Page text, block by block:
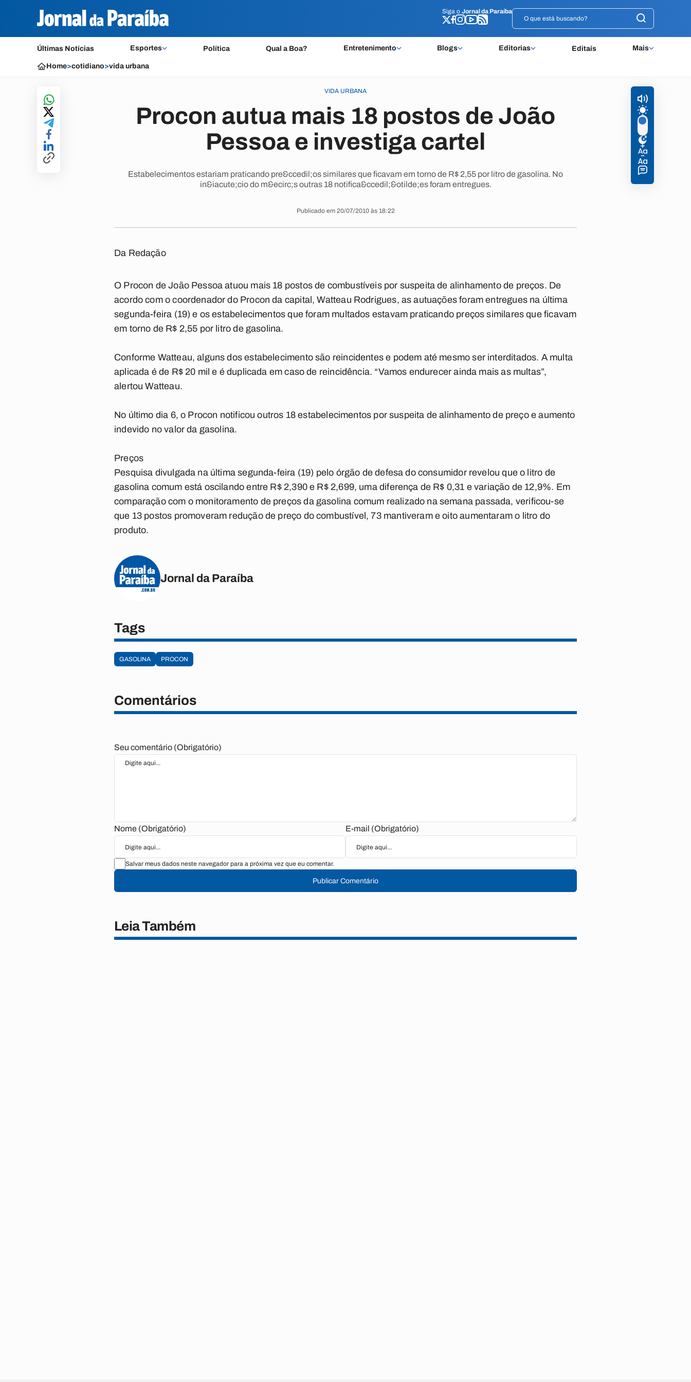
Siga o Jornal da Paraíba
Últimas Notícias Esportes Política Qual a Boa? Entretenimento Blogs Editorias Editais Mais
Siga o Jornal da Paraíba
Home>cotidiano>vida urbana
VIDA URBANA
Procon autua mais 18 postos de João
Pessoa e investiga cartel
Estabelecimentos estariam praticando pre&ccedil;os similares que ficavam em torno de R$ 2,55 por litro de gasolina. No
in&iacute;cio do m&ecirc;s outras 18 notifica&ccedil;&otilde;es foram entregues.
Publicado em 20/07/2010 às 18:22
Da Redação
O Procon de João Pessoa atuou mais 18 postos de combustíveis por suspeita de alinhamento de preços. De
acordo com o coordenador do Procon da capital, Watteau Rodrigues, as autuações foram entregues na última
segunda-feira (19) e os estabelecimentos que foram multados estavam praticando preços similares que ficavam
em torno de R$ 2,55 por litro de gasolina.
Conforme Watteau, alguns dos estabelecimento são reincidentes e podem até mesmo ser interditados. A multa
aplicada é de R$ 20 mil e é duplicada em caso de reincidência. “Vamos endurecer ainda mais as multas”,
alertou Watteau.
No último dia 6, o Procon notificou outros 18 estabelecimentos por suspeita de alinhamento de preço e aumento
indevido no valor da gasolina.
Preços
Pesquisa divulgada na última segunda-feira (19) pelo órgão de defesa do consumidor revelou que o litro de
gasolina comum está oscilando entre R$ 2,390 e R$ 2,699, uma diferença de R$ 0,31 e variação de 12,9%. Em
comparação com o monitoramento de preços da gasolina comum realizado na semana passada, verificou-se
que 13 postos promoveram redução de preço do combustível, 73 mantiveram e oito aumentaram o litro do
produto.
Jornal da Paraíba
Tags
GASOLINA PROCON
Comentários
Seu comentário (Obrigatório)
Nome (Obrigatório) E-mail (Obrigatório)
Salvar meus dados neste navegador para a próxima vez que eu comentar.
Publicar Comentário
Leia Também